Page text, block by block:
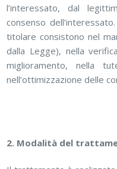
l’interessato, dal
consenso
titolare consistono nel
dalla Legge), nella
miglioramento, nella
nell’ottimizzazione delle
2. Modalità del